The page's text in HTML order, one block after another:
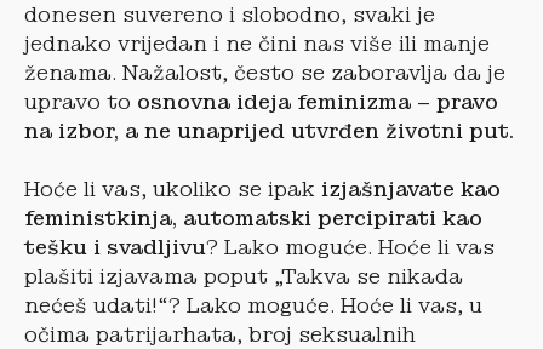
donesen suvereno i slobodno, svaki je
jednako vrijedan i ne čini nas više ili manje
ženama. Nažalost, često se zaboravlja da je
upravo to osnovna ideja feminizma – pravo
na izbor, a ne unaprijed utvrđen životni put.
Hoće li vas, ukoliko se ipak izjašnjavate kao
feministkinja, automatski percipirati kao
tešku i svadljivu? Lako moguće. Hoće li vas
plašiti izjavama poput „Takva se nikada
nećeš udati!“? Lako moguće. Hoće li vas, u
očima patrijarhata, broj seksualnih